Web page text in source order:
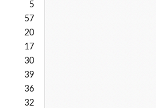
5
57
20
17
30
39
36
32